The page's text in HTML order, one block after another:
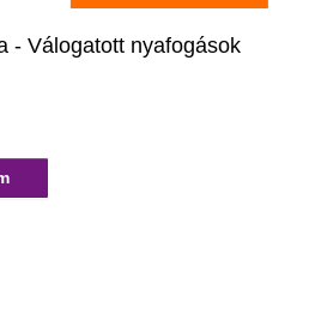
- Válogatott nyafogások